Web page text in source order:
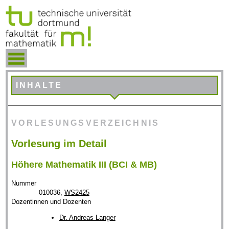
INHALTE
VORLESUNGSVERZEICHNIS
Vorlesung im Detail
Höhere Mathematik III (BCI & MB)
Nummer
010036, WS2425
Dozentinnen und Dozenten
Dr. Andreas Langer